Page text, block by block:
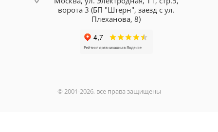
ворота 3 (БП "Штерн", заезд с ул.
Плеханова, 8)
© 2001-2026, все права защищены